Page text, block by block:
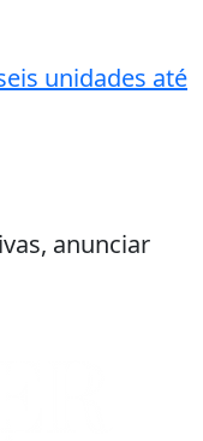
unidades até
anunciar